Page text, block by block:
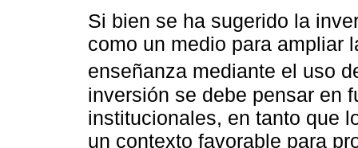
Si bien se ha sugerido la
como un medio para ampliar
enseñanza mediante el uso
inversión se debe pensar en
institucionales, en tanto que
un contexto favorable para